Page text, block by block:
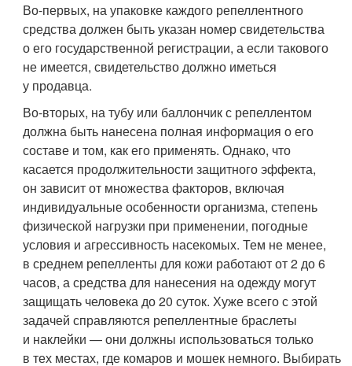
Во-первых, на упаковке каждого репеллентного
средства должен быть указан номер свидетельства
о его государственной регистрации, а если такового
не имеется, свидетельство должно иметься
у продавца.
Во-вторых, на тубу или баллончик с репеллентом
должна быть нанесена полная информация о его
составе и том, как его применять. Однако, что
касается продолжительности защитного эффекта,
он зависит от множества факторов, включая
индивидуальные особенности организма, степень
физической нагрузки при применении, погодные
условия и агрессивность насекомых. Тем не менее,
в среднем репелленты для кожи работают от 2 до 6
часов, а средства для нанесения на одежду могут
защищать человека до 20 суток. Хуже всего с этой
задачей справляются репеллентные браслеты
и наклейки — они должны использоваться только
в тех местах, где комаров и мошек немного. Выбирать